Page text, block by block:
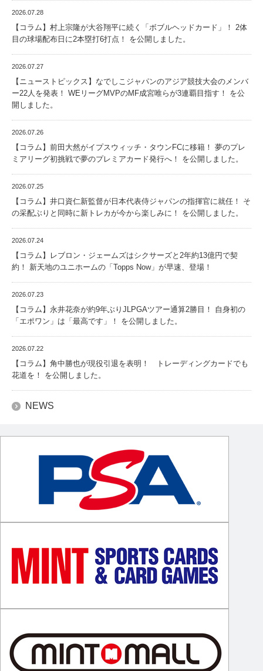
2026.07.28
【コラム】村上宗隆が大谷翔平に続く「ボブルヘッドカード」！ 2体
目の球場配布日に2本塁打6打点！ を公開しました。
2026.07.27
【ニューストピックス】なでしこジャパンのアジア競技大会のメンバ
ー22人を発表！ WEリーグMVPのMF成宮唯らが3連覇目指す！ を公
開しました。
2026.07.26
【コラム】前田大然がイプスウィッチ・タウンFCに移籍！ 夢のプレ
ミアリーグ初挑戦で夢のプレミアカード発行へ！ を公開しました。
2026.07.25
【コラム】井口資仁新監督が日本代表侍ジャパンの指揮官に就任！ そ
の采配ぶりと同時に新トレカが今から楽しみに！ を公開しました。
2026.07.24
【コラム】レブロン・ジェームズはシクサーズと2年約13億円で契
約！ 新天地のユニホームの「Topps Now」が早速、登場！
2026.07.23
【コラム】永井花奈が約9年ぶりJLPGAツアー通算2勝目！ 自身初の
「エポワン」は「最高です」！ を公開しました。
2026.07.22
【コラム】角中勝也が現役引退を表明！ トレーディングカードでも
花道を！ を公開しました。
NEWS